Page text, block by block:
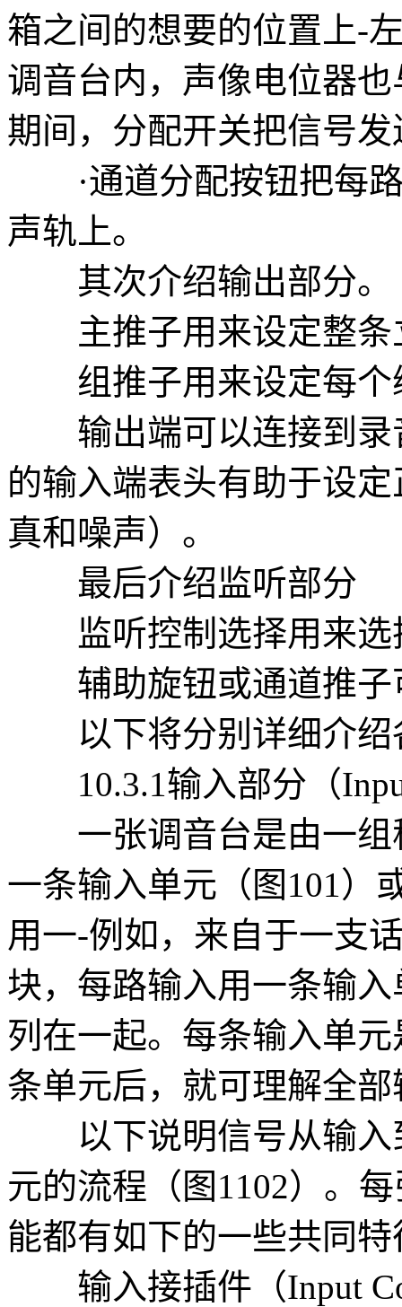
箱之间的想要的位置上-
调音台内，声像电位器
期间，分配开关把信号
·通道分配按钮把每路
声轨上。
其次介绍输出部分。
主推子用来设定整条
组推子用来设定每个
输出端可以连接到录
的输入端表头有助于设
真和噪声）。
最后介绍监听部分
监听控制选择用来选
辅助旋钮或通道推子
以下将分别详细介绍
10.3.1输入部分（
一张调音台是由一组
一条输入单元（图101）
用一-例如，来自于一支
块，每路输入用一条输
列在一起。每条输入单
条单元后，就可理解全
以下说明信号从输入
元的流程（图1102）。
能都有如下的一些共同特
输入接插件（Input